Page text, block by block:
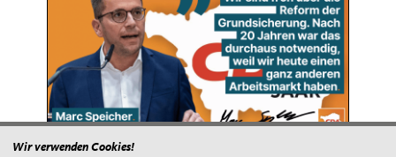
Wir verwenden Cookies!